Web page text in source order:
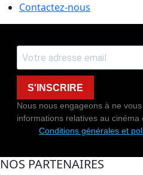
Contactez-nous
S'INSCRIRE
Nous nous engageons à ne
informations relatives au cinéma
Conditions générales et
NOS PARTENAIRES